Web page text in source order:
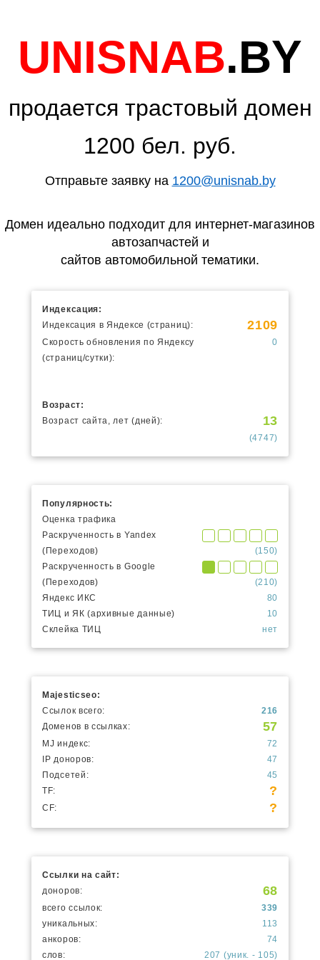
UNISNAB.BY
продается трастовый домен
1200 бел. руб.
Отправьте заявку на 1200@unisnab.by
Домен идеально подходит для интернет-магазинов
автозапчастей и
сайтов автомобильной тематики.
Индексация:
Индексация в Яндексе (страниц):
2109
Скорость обновления по Яндексу
(страниц/сутки):
0
Возраст:
Возраст сайта, лет (дней):
13
(4747)
Популярность:
Оценка трафика
Раскрученность в Yandex
(Переходов)
(150)
Раскрученность в Google
(Переходов)
(210)
Яндекс ИКС
80
ТИЦ и ЯК (архивные данные)
10
Склейка ТИЦ
нет
Majesticseo:
Ссылок всего:
216
Доменов в ссылках:
57
MJ индекс:
72
IP доноров:
47
Подсетей:
45
TF:
?
CF: ?
Ссылки на сайт:
доноров:
68
всего ссылок:
339
уникальных:
113
анкоров:
74
слов:
207 (уник. - 105)